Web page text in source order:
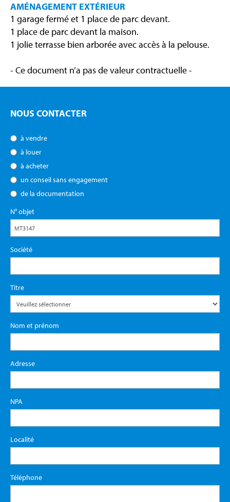
AMÉNAGEMENT EXTÉRIEUR
1 garage fermé et 1 place de parc devant.
1 place de parc devant la maison.
1 jolie terrasse bien arborée avec accès à la pelouse.
- Ce document n’a pas de valeur contractuelle -
NOUS CONTACTER
à vendre
à louer
à acheter
un conseil sans engagement
de la documentation
N° objet
Société
Titre
Nom et prénom
Adresse
NPA
Localité
Téléphone